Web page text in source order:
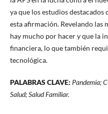
ya que los estudios
esta afirmación. Revelando las
hay mucho por hacer y que la
financiera, lo que también
tecnológica.
PALABRAS CLAVE: Pandemia;
Salud; Salud Familiar.